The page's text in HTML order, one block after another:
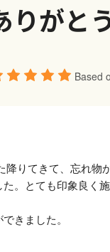
りがと
Based
りてきて、忘れ
。とても印象良く
きました。